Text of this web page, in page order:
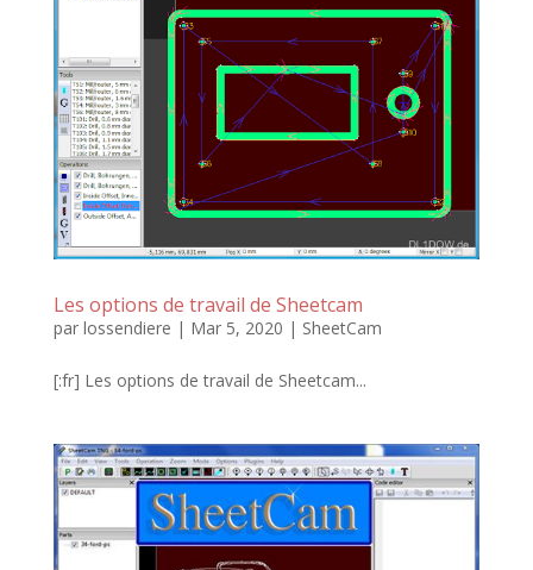
Les options de travail de Sheetcam
par lossendiere | Mar 5, 2020 | SheetCam
[:fr] Les options de travail de Sheetcam...